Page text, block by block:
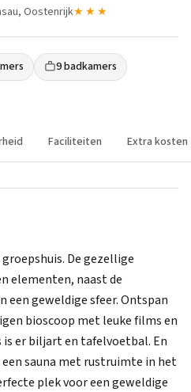
Oostenrijk★★★
9 badkamers
Faciliteiten Extra kosten
De gezellige
elementen, naast de
een geweldige sfeer. Ontspan
bioscoop met leuke films en
is er biljart en tafelvoetbal. En
sauna met rustruimte in het
plek voor een geweldige